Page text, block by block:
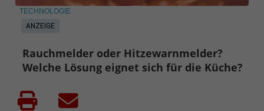
ANZEIGE
TECHNOLOGIE
Rauchmelder oder Hitzewarnmelder?
Welche Lösung eignet sich für die Küche?